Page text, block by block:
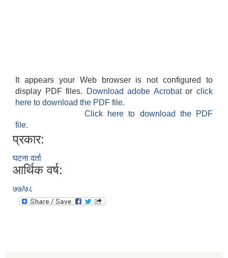
It appears your Web browser is not configured to
display PDF files.
Download adobe Acrobatorclick
here to download the PDF file.
Click here to download the PDF
file.
प्रकार:
घटना दर्ता
आर्थिक वर्ष:
७७/७८